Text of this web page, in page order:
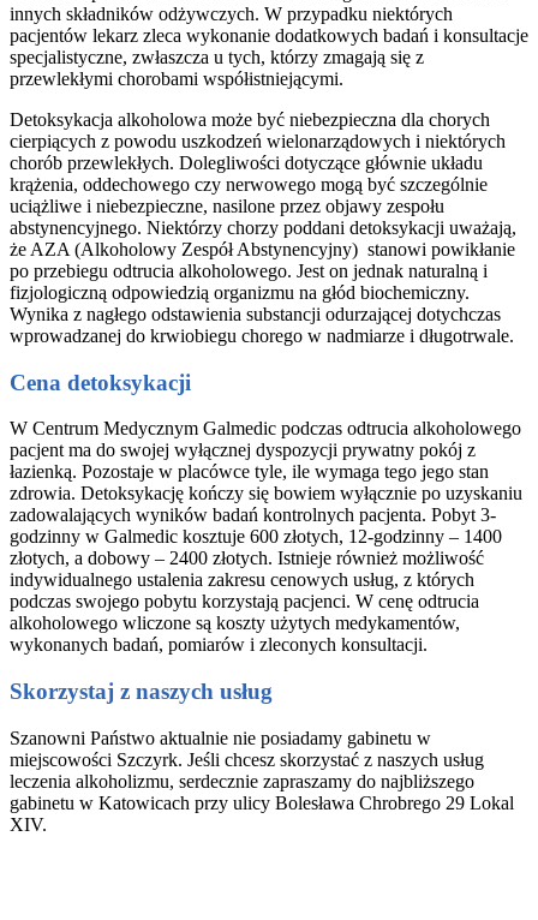
innych składników odżywczych. W przypadku niektórych
pacjentów lekarz zleca wykonanie dodatkowych badań i konsultacje
specjalistyczne, zwłaszcza u tych, którzy zmagają się z
przewlekłymi chorobami współistniejącymi.
Detoksykacja alkoholowa może być niebezpieczna dla chorych
cierpiących z powodu uszkodzeń wielonarządowych i niektórych
chorób przewlekłych. Dolegliwości dotyczące głównie układu
krążenia, oddechowego czy nerwowego mogą być szczególnie
uciążliwe i niebezpieczne, nasilone przez objawy zespołu
abstynencyjnego. Niektórzy chorzy poddani detoksykacji uważają,
że AZA (Alkoholowy Zespół Abstynencyjny) stanowi powikłanie
po przebiegu odtrucia alkoholowego. Jest on jednak naturalną i
fizjologiczną odpowiedzią organizmu na głód biochemiczny.
Wynika z nagłego odstawienia substancji odurzającej dotychczas
wprowadzanej do krwiobiegu chorego w nadmiarze i długotrwale.
Cena detoksykacji
W Centrum Medycznym Galmedic podczas odtrucia alkoholowego
pacjent ma do swojej wyłącznej dyspozycji prywatny pokój z
łazienką. Pozostaje w placówce tyle, ile wymaga tego jego stan
zdrowia. Detoksykację kończy się bowiem wyłącznie po uzyskaniu
zadowalających wyników badań kontrolnych pacjenta. Pobyt 3-
godzinny w Galmedic kosztuje 600 złotych, 12-godzinny – 1400
złotych, a dobowy – 2400 złotych. Istnieje również możliwość
indywidualnego ustalenia zakresu cenowych usług, z których
podczas swojego pobytu korzystają pacjenci. W cenę odtrucia
alkoholowego wliczone są koszty użytych medykamentów,
wykonanych badań, pomiarów i zleconych konsultacji.
Skorzystaj z naszych usług
Szanowni Państwo aktualnie nie posiadamy gabinetu w
miejscowości Szczyrk. Jeśli chcesz skorzystać z naszych usług
leczenia alkoholizmu, serdecznie zapraszamy do najbliższego
gabinetu w Katowicach przy ulicy Bolesława Chrobrego 29 Lokal
XIV.